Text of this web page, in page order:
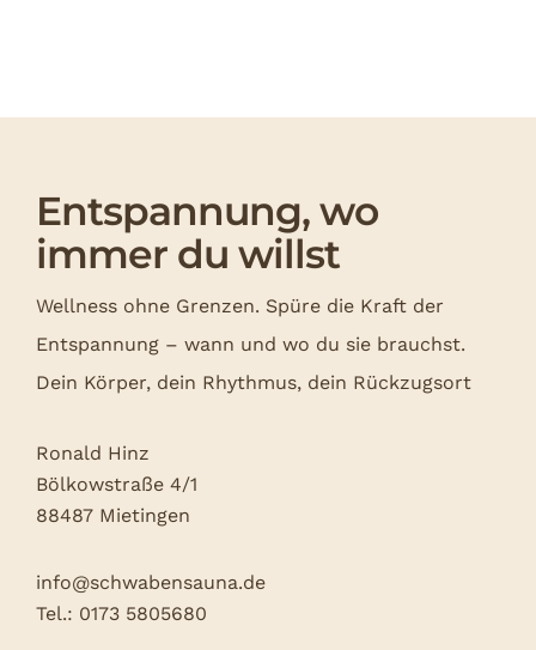
Ronald Hinz
Bölkowstraße 4/1
88487 Mietingen
info@schwabensauna.de
Tel.: 0173 5805680
Entspannung, wo
immer du willst
Wellness ohne Grenzen. Spüre die Kraft der
Entspannung – wann und wo du sie brauchst.
Dein Körper, dein Rhythmus, dein Rückzugsort